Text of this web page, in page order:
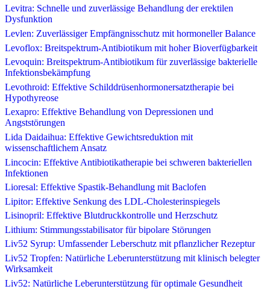
Levitra: Schnelle und zuverlässige Behandlung der erektilen
Dysfunktion
Levlen: Zuverlässiger Empfängnisschutz mit hormoneller Balance
Levoflox: Breitspektrum-Antibiotikum mit hoher Bioverfügbarkeit
Levoquin: Breitspektrum-Antibiotikum für zuverlässige bakterielle
Infektionsbekämpfung
Levothroid: Effektive Schilddrüsenhormonersatztherapie bei
Hypothyreose
Lexapro: Effektive Behandlung von Depressionen und
Angststörungen
Lida Daidaihua: Effektive Gewichtsreduktion mit
wissenschaftlichem Ansatz
Lincocin: Effektive Antibiotikatherapie bei schweren bakteriellen
Infektionen
Lioresal: Effektive Spastik-Behandlung mit Baclofen
Lipitor: Effektive Senkung des LDL-Cholesterinspiegels
Lisinopril: Effektive Blutdruckkontrolle und Herzschutz
Lithium: Stimmungsstabilisator für bipolare Störungen
Liv52 Syrup: Umfassender Leberschutz mit pflanzlicher Rezeptur
Liv52 Tropfen: Natürliche Leberunterstützung mit klinisch belegter
Wirksamkeit
Liv52: Natürliche Leberunterstützung für optimale Gesundheit